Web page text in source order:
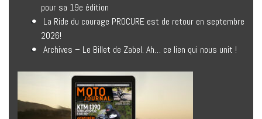
pour sa 19e édition
La Ride du courage PROCURE est de retour en septembre
2026!
Archives – Le Billet de Zabel. Ah… ce lien qui nous unit !